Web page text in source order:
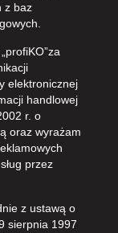
z baz
elektronicznej
handlowej
r. o
oraz wyrażam
przez
z ustawą o
sierpnia 1997